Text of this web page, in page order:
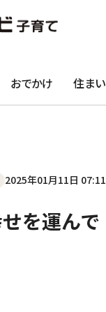
おでかけ 住まい
2025年01月11日 07:11
を運んで